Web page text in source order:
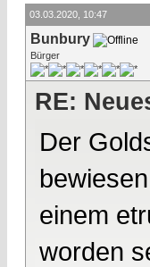
03.03.2020, 10:47
Bunbury
Bürger
RE:
Der
einem
worden